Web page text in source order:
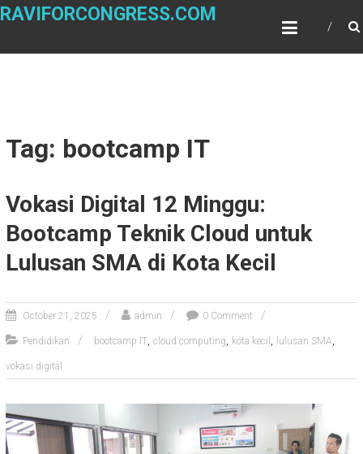
Skip
RAVIFORCONGRESS.COM
Tag: bootcamp IT
Vokasi Digital 12 Minggu:
Bootcamp Teknik Cloud untuk
Lulusan SMA di Kota Kecil
October 21, 2025 admin 0 Comment
Pendidikan bootcamp IT, cloud computing, kota kecil , lulusan SMA,
vokasi digital